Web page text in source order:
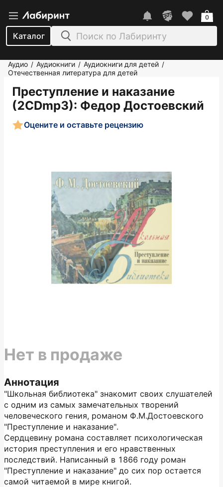
Каталог
0
Аудио / Аудиокниги / Аудиокниги для детей /
Отечественная литература для детей
Преступление и наказание
(2CDmp3): Федор Достоевский
Оцените и оставьте рецензию
Аннотация
"Школьная библиотека" знакомит своих слушателей
с одним из самых замечательных творений
человеческого гения, романом Ф.М.Достоевского
"Преступление и наказание".
Сердцевину романа составляет психологическая
история преступления и его нравственных
последствий. Написанный в 1866 году роман
"Преступление и наказание" до сих пор остается
самой читаемой в мире книгой.
Нет в продаже